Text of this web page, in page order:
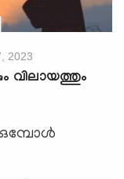
2023
വിലായത്തും